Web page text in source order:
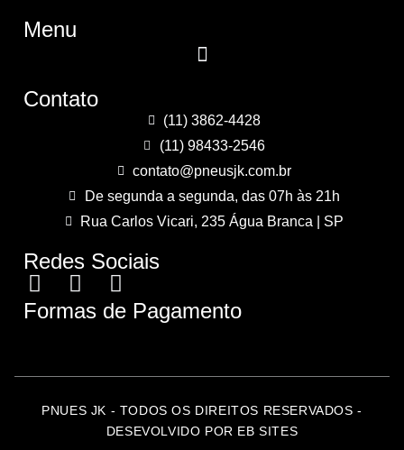
Menu
Contato
(11) 3862-4428
(11) 98433-2546
contato@pneusjk.com.br
De segunda a segunda, das 07h às 21h
Rua Carlos Vicari, 235 Água Branca | SP
Redes Sociais
Formas de Pagamento
PNUES JK - TODOS OS DIREITOS RESERVADOS -
DESEVOLVIDO POR EB SITES